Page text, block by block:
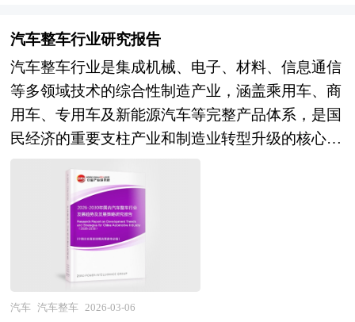
的研究方法帮助客户深入的了解卫星导航行业，发
现投资价值和投资机会，规避经营风险，提高管理
和运营能力。卫星导航行业报告是从事卫星导航行
业投资之前，对卫星导航行业相关各种因素进行具
体调查、研究、分析，评估项目可行性、效果效益
业投资决策者和主管机关审批的研究性报告。以阐
述对卫星导航行业的理论认识为主要内容，重在研
究卫星导航行业本质及规律性认识的研究。卫星导
航行业研究报告持续提供高价值服务，是企业了解
各行业当前最新发展动向、把握市场机会、做出正
确投资和明确企业发展方向不可多得的精品资料。
量失控、合规风险高的企业将面临淘汰或整合。
本研究咨询报告由中研普华咨询公司领衔撰写，在
大量周密的市场调研基础上，主要依据了国家统计
局、国家商务部、国家发改委、国家经济信息中
心、国务院发展研究中心、国家海关总署、全国商
业信息中心、中国经济景气监测中心、中国行业研
究网、全国及海外相关报刊杂志的基础信息以及航
空航天装备行业研究单位等公布和提供的大量资
料。报告对我国航空航天装备行业的供需状况、发
展现状、子行业发展变化等进行了分析，重点分析
了国内外航空航天装备行业的发展现状、如何面对
行业的发展挑战、行业的发展建议、行业竞争力，
存量优化与增量提质并重的战略机遇。技术演进维
度，基于车车通信的列车自主运行系统、智能运维
机器人及数字孪生全生命周期管理平台将推动运营
效率与安全保障能力跃升，时速600公里级高速磁
悬浮技术的工程化验证将拓展速度服务新层级；网
施，四网融合（高铁、城际、市域、地铁）与多制
式互联互通将重塑城市群时空关系，提升网络整体
效能；可持续发展维度，绿色建造技术应用、再生
制动能量回收及光伏+储能融合供电系统的推广，
将显著降低行业碳足迹，支撑"双碳"目标实现；业
态创新维度，TOD综合开发模式的成熟、轨道交通
能网联部件如车载芯片、激光雷达，以及轻量化材
长点。同时，模块化、集成化设计趋势推动零配件
向“系统总成”升级，供应商需具备多技术融合能
力。全球供应链体系下，汽车零配件产业已形成跨
国协作网络，头部企业通过技术标准输出与全球化
产能布局，主导着行业的技术迭代与成本优化方
向。 本报告由中研普华的资深专家和研究人员通
过长期周密的市场调研，参考国家统计局、国家商
务部、国家发改委、国务院发展研究中心、行业协
会、中国行业研究网、全国及海外专业研究机构提
供的大量权威资料，并对多位业内资深专家进行深
入访谈的基础上，通过与国际同步的市场研究工
汽车整车行业研究报告
汽车整车行业是集成机械、电子、材料、信息通信
等多领域技术的综合性制造产业，涵盖乘用车、商
用车、专用车及新能源汽车等完整产品体系，是国
民经济的重要支柱产业和制造业转型升级的核心战
枢位置，向上拉动钢铁、有色金属、橡胶、化工、
电子元器件等基础工业，向下延伸出金融服务、售
后服务、充换电服务、二手车交易、汽车金融等庞
大服务生态，对就业、税收、技术进步的贡献率居
制造业前列。随着能源革命与数字革命的深度融
合，汽车正从传统交通工具向"智能移动空
汽车 汽车整车 2026-03-06